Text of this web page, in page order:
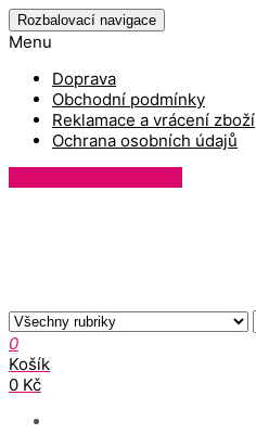
Rozbalovací navigace
Menu
Doprava
Obchodní podmínky
Reklamace a vrácení zboží
Ochrana osobních údajů
0
Košík
0 Kč